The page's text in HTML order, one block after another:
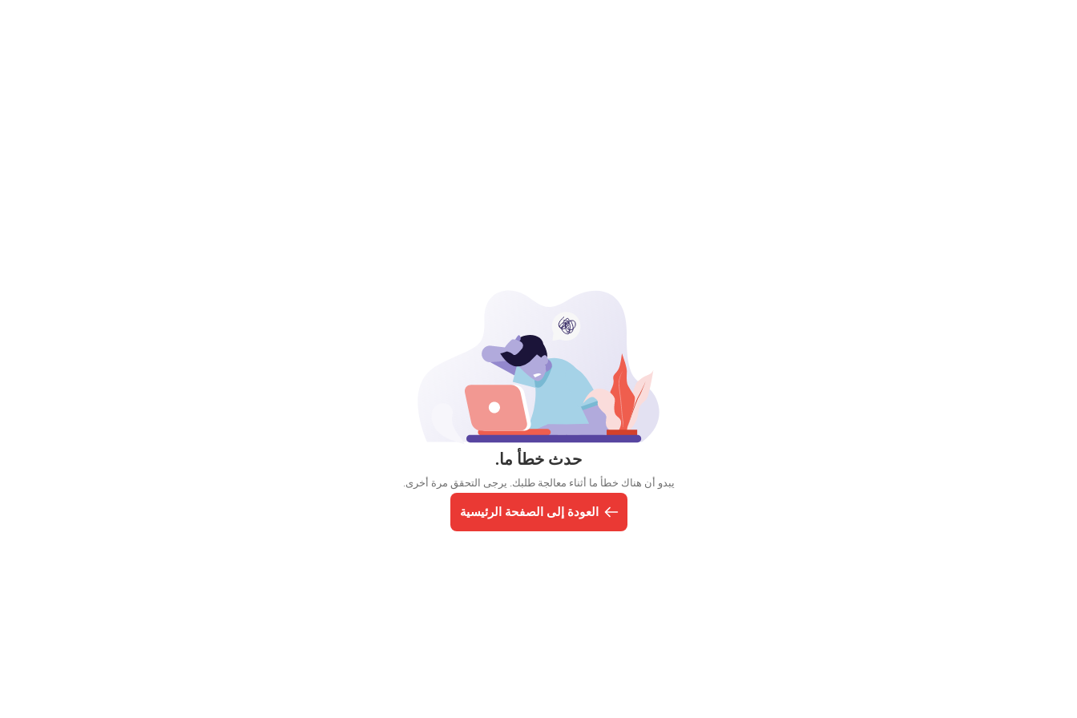
حدث خطأ ما.
يبدو أن هناك خطأ ما أثناء معالجة طلبك. يرجى التحقق مرة أخرى.
العودة إلى الصفحة الرئيسية